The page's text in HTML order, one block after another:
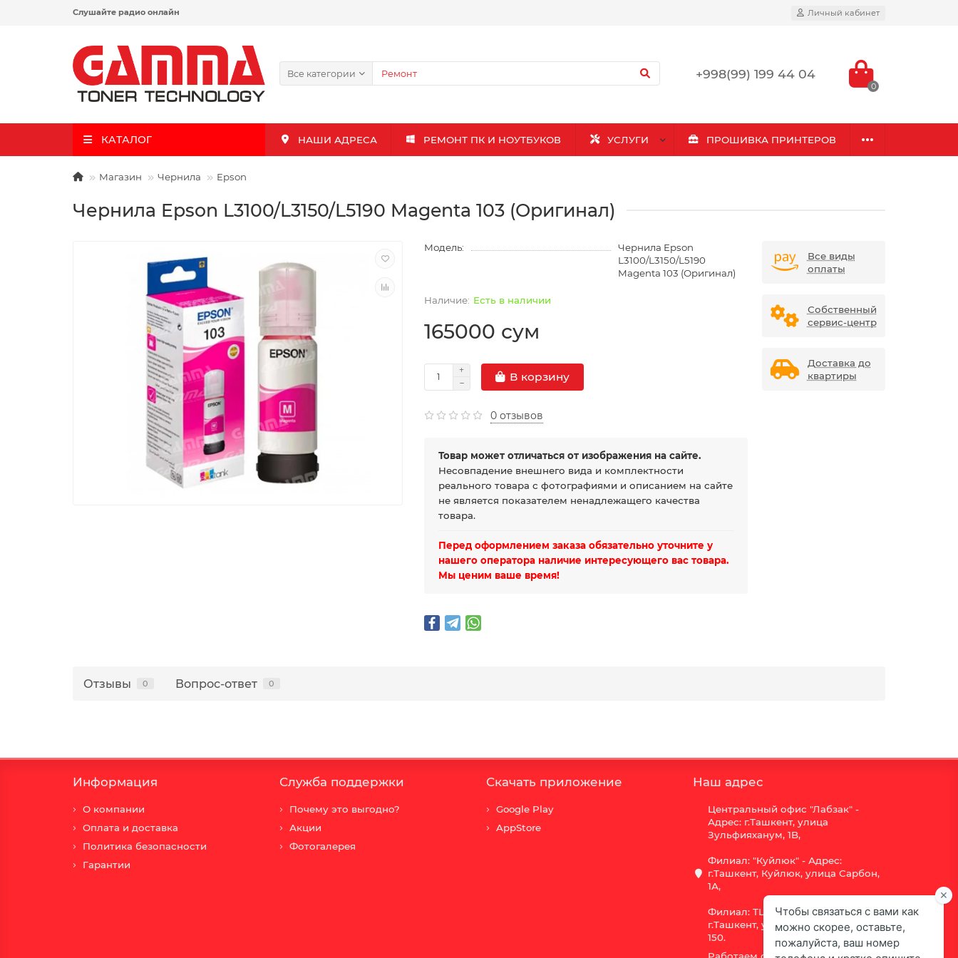
Слушайте радио онлайн Личный кабинет
Все категории +998(99) 199 44 04
0
КАТАЛОГ НАШИ АДРЕСА РЕМОНТ ПК И НОУТБУКОВ УСЛУГИ ПРОШИВКА ПРИНТЕРОВ
Магазин Чернила Epson
Чернила Epson L3100/L3150/L5190 Magenta 103 (Оригинал)
Модель:
Чернила Epson
L3100/L3150/L5190
Magenta 103 (Оригинал)
Есть в наличии
165000 сум
В корзину
0 отзывов
Товар может отличаться от изображения на сайте.
Несовпадение внешнего вида и комплектности
реального товара с фотографиями и описанием на сайте
не является показателем ненадлежащего качества
товара.
Перед оформлением заказа обязательно уточните у
нашего оператора наличие интересующего вас товара.
Мы ценим ваше время!
Все виды
оплаты
Собственный
сервис-центр
Доставка до
квартиры
Отзывы 0 Вопрос-ответ 0
Информация
О компании
Оплата и доставка
Политика безопасности
Гарантии
Служба поддержки
Почему это выгодно?
Акции
Фотогалерея
Скачать приложение
Google Play
AppStore
Наш адрес
Центральный офис "Лабзак" -
Адрес: г.Ташкент, улица
Зульфияханум, 1B,
Филиал: "Куйлюк" - Адрес:
г.Ташкент, Куйлюк, улица Сарбон,
1А,
Филиал: ТЦ "Vega" - Адрес:
г.Ташкент, улица Шота Руставели
150.